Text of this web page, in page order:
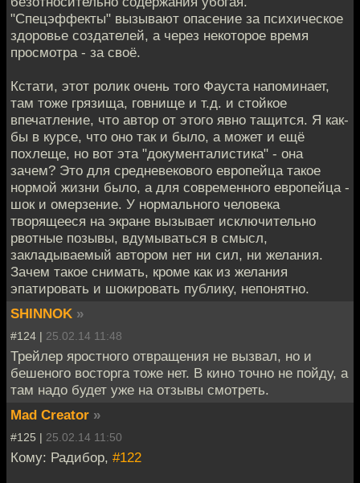
"Спецэффекты" вызывают опасение за психическое
здоровье создателей, а через некоторое время
просмотра - за своё.
Кстати, этот ролик очень того Фауста напоминает,
там тоже грязища, говнище и т.д. и стойкое
впечатление, что автор от этого явно тащится. Я как-
бы в курсе, что оно так и было, а может и ещё
похлеще, но вот эта "документалистика" - она
зачем? Это для средневекового европейца такое
нормой жизни было, а для современного европейца -
шок и омерзение. У нормального человека
творящееся на экране вызывает исключительно
рвотные позывы, вдумываться в смысл,
закладываемый автором нет ни сил, ни желания.
Зачем такое снимать, кроме как из желания
эпатировать и шокировать публику, непонятно.
SHINNOK »
#124 | 25.02.14 11:48
Трейлер яростного отвращения не вызвал, но и
бешеного восторга тоже нет. В кино точно не пойду, а
там надо будет уже на отзывы смотреть.
Mad Creator »
#125 | 25.02.14 11:50
Кому: Радибор, #122